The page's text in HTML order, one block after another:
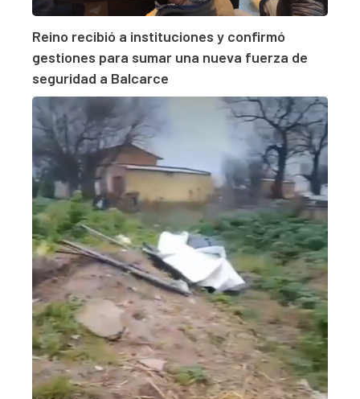
Reino recibió a instituciones y confirmó
gestiones para sumar una nueva fuerza de
seguridad a Balcarce